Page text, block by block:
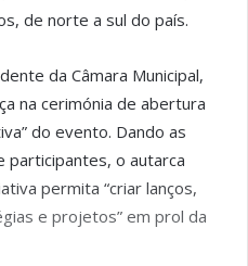
de norte a sul do país.
da Câmara Municipal,
na cerimónia de abertura
do evento. Dando as
participantes, o autarca
permita “criar lanços,
e projetos” em prol da